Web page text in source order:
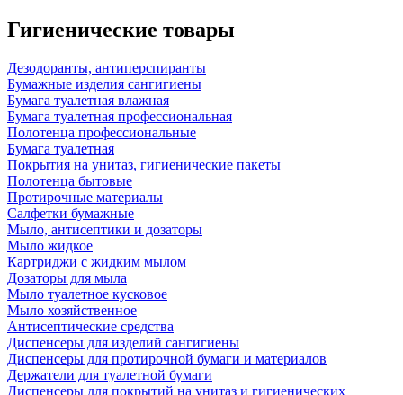
Гигиенические товары
Дезодоранты, антиперспиранты
Бумажные изделия сангигиены
Бумага туалетная влажная
Бумага туалетная профессиональная
Полотенца профессиональные
Бумага туалетная
Покрытия на унитаз, гигиенические пакеты
Полотенца бытовые
Протирочные материалы
Салфетки бумажные
Мыло, антисептики и дозаторы
Мыло жидкое
Картриджи с жидким мылом
Дозаторы для мыла
Мыло туалетное кусковое
Мыло хозяйственное
Антисептические средства
Диспенсеры для изделий сангигиены
Диспенсеры для протирочной бумаги и материалов
Держатели для туалетной бумаги
Диспенсеры для покрытий на унитаз и гигиенических